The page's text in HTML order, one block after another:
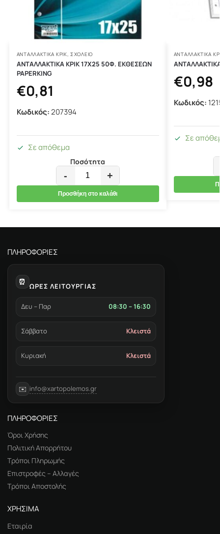
ΑΝΤΑΛΛΑΚΤΙΚΆ ΚΡΙΚ,ΣΧΟΛΕΙΟ
ΑΝΤΑΛΛΑΚΤΙΚΑ ΚΡΙΚ 17Χ25 50Φ. ΕΚΘΕΣΕΩΝ
PAPERKING
€0,81
Κωδικός:207394
Σε απόθεμα
Ποσότητα
- +
Προσθήκη στο καλάθι
ΑΝΤΑΛΛΑΚΤΙΚΆ
€0,98
Κωδικός:
Σε
ΠΛΗΡΟΦΟΡΙΕΣ
⏰ ΩΡΕΣ ΛΕΙΤΟΥΡΓΙΑΣ
Δευ – Παρ 08:30 – 16:30
Σάββατο Κλειστά
Κυριακή Κλειστά
✉️ info@xartopolemos.gr
ΠΛΗΡΟΦΟΡΙΕΣ
Όροι Χρήσης
Πολιτική Απορρήτου
Τρόποι Πληρωμής
Επιστροφές – Αλλαγές
Τρόποι Αποστολής
ΧΡΗΣΙΜΑ
Εταιρία